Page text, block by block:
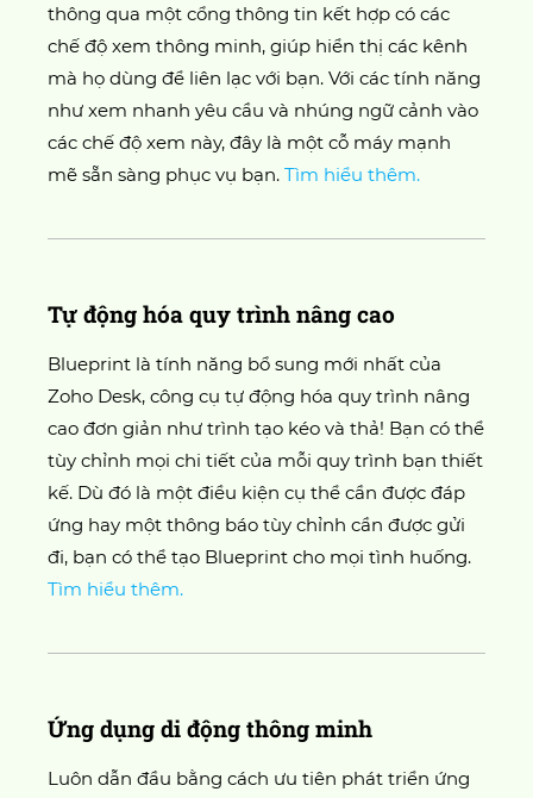
thông qua một cổng thông tin kết hợp có các
chế độ xem thông minh, giúp hiển thị các kênh
mà họ dùng để liên lạc với bạn. Với các tính năng
như xem nhanh yêu cầu và nhúng ngữ cảnh vào
các chế độ xem này, đây là một cỗ máy mạnh
mẽ sẵn sàng phục vụ bạn.Tìm hiểu thêm.
Tự động hóa quy trình nâng cao
Blueprint là tính năng bổ sung mới nhất của
Zoho Desk, công cụ tự động hóa quy trình nâng
cao đơn giản như trình tạo kéo và thả! Bạn có thể
tùy chỉnh mọi chi tiết của mỗi quy trình bạn thiết
kế. Dù đó là một điều kiện cụ thể cần được đáp
ứng hay một thông báo tùy chỉnh cần được gửi
đi, bạn có thể tạo Blueprint cho mọi tình huống.
Tìm hiểu thêm.
Ứng dụng di động thông minh
Luôn dẫn đầu bằng cách ưu tiên phát triển ứng